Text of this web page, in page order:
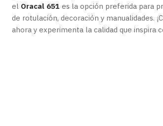
el Oracal 651 es la opción preferida para
de rotulación, decoración y manualidades.
ahora y experimenta la calidad que inspira